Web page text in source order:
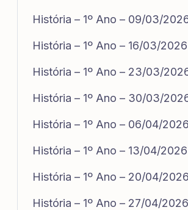
História – 1º Ano – 09/03/
História – 1º Ano – 16/03/2026
História – 1º Ano – 23/03/
História – 1º Ano – 30/03/
História – 1º Ano – 06/04/2026
História – 1º Ano – 13/04/2026
História – 1º Ano – 20/04/2026
História – 1º Ano – 27/04/2026